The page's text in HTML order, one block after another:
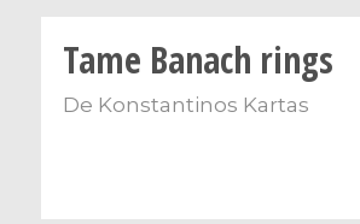
Tame Banach rings
De Konstantinos Kartas